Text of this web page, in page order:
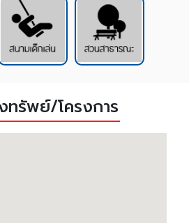
ทรัพย์/โครงการ